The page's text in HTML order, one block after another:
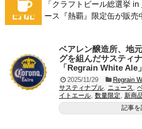
「クラフトビール総選挙
ース『熱覇』限定缶が販売
ベアレン醸造所、地
グを組んだサスティ
「Regrain White Ale
2025/11/29 Regrain
サスティナブル, ニュース,
イトエール, 数量限定, 新商
記事を